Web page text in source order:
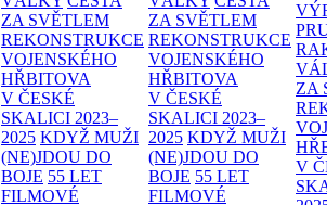
ZA SVĚTLEM
REKONSTRUKCE
VOJENSKÉHO
HŘBITOVA
V ČESKÉ
SKALICI 2023–
2025 KDYŽ MUŽI
(NE)JDOU DO
BOJE 55 LET
FILMOVÉ
ZA SVĚTLEM
REKONSTRUKCE
VOJENSKÉHO
HŘBITOVA
V ČESKÉ
SKALICI 2023–
2025 KDYŽ MUŽI
(NE)JDOU DO
BOJE 55 LET
FILMOVÉ
ZA
V